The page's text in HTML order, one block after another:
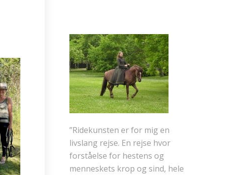
”Ridekunsten er for mig en
livslang rejse. En rejse hvor
forståelse for hestens og
menneskets krop og sind, hele